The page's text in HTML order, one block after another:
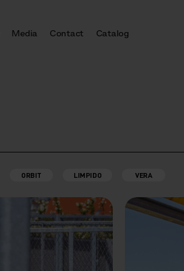
Media Contact Catalog
ORBIT LIMPIDO VERA